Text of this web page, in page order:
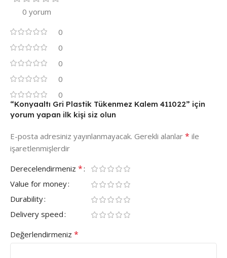
0 yorum
0
0
0
0
0
“Konyaaltı Gri Plastik Tükenmez Kalem 411022” için
yorum yapan ilk kişi siz olun
E-posta adresiniz yayınlanmayacak. Gerekli alanlar * ile
işaretlenmişlerdir
Derecelendirmeniz *
Value for money
Durability
Delivery speed
Değerlendirmeniz *